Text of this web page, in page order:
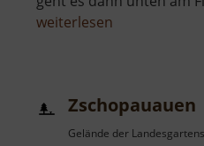
weiterlesen
Zschopauauen
Gelände der